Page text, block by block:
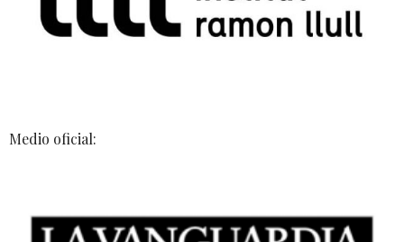
Medio oficial: